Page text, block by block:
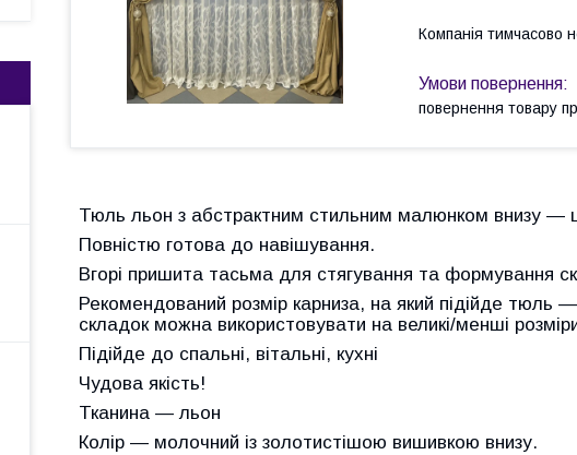
Компанія тимчасово
повернення товару
Тюль льон з абстрактним стильним малюнком внизу —
Повністю готова до навішування.
Вгорі пришита тасьма для стягування та формування
Рекомендований розмір карниза, на який підійде тюль
складок можна використовувати на великі/менші
Підійде до спальні, вітальні, кухні
Чудова якість!
Тканина — льон
Колір — молочний із золотистішою вишивкою внизу.